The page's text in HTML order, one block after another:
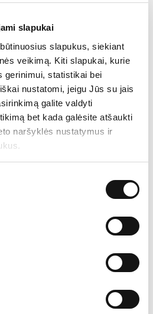
slapukai
slapukus, siekiant
veikimą. Kiti slapukai, kurie
gerinimui, statistikai bei
nustatomi, jeigu Jūs su jais
galite valdyti
bet kada galėsite atšaukti
naršyklės nustatymus ir
veikiančios, integruotos ir
ir panaudojimas
ir tapatybės nustatymo
prie civilinių, teisinių,
teisių užtikrinimo.
sprendimus, susijusius su
ir sveikatos apsaugos
gyventojų registracijos ir
Vyriausybėje.